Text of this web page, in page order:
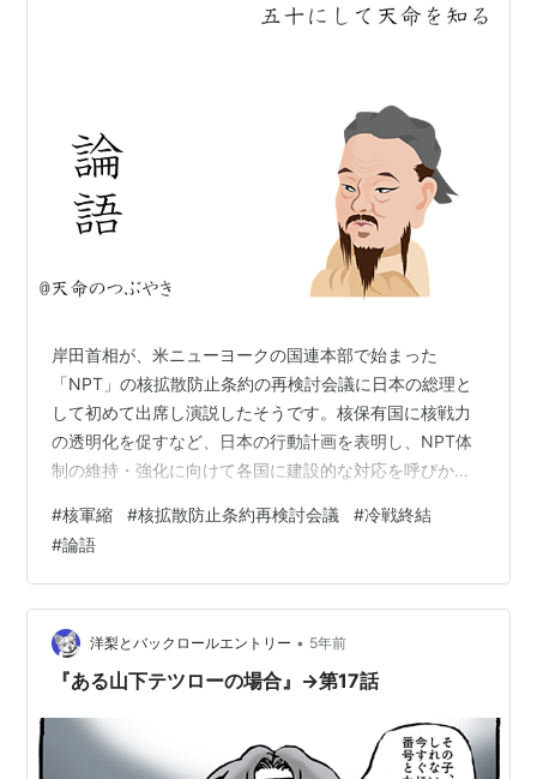
岸田首相が、米ニューヨークの国連本部で始まった
「NPT」の核拡散防止条約の再検討会議に日本の総理と
して初めて出席し演説したそうです。核保有国に核戦力
の透明化を促すなど、日本の行動計画を表明し、NPT体
制の維持・強化に向けて各国に建設的な対応を呼びかけ
会議で演説 行動計画表明 | NHK | 核兵器禁止条約 NHKに
よれば、広島で被爆したサーロー節子さんが、日本の総
理が初めて演説したことについて「うれしく、誇らしく
思う。広島から選ばれているという自覚もあると思うの
で、核廃絶に向けて運動している市民の声に耳を傾けて
ほしい」と述べたといいます。 …
#核軍縮 #核拡散防止条約再検討会議 #冷戦終結
#論語
洋梨とバックロールエントリー • 5年前
『ある山下テツローの場合』→第17話